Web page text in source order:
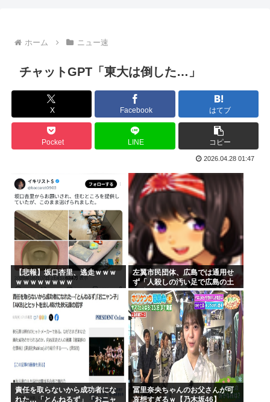
高市早苗さん、相手に発言させない面会が決まるwww
韓国人「台風で品不足になった沖縄のスーパーに行ってみたら...
インドネシアに「ドラえもん」16人 日本アニメの影響浸透
トランプ、2028年も大統領続投を示唆
ちいかわの映画、見れば見るほど儲かってしまうwww
【衝撃】 韓国人「日本の名門女子校、漫画のままかよ」
国債の利払い費2035年には45兆円に…財務省試算
「アキバ冥途戦争」「アポカリプスホテル」「ゾンサガ」←こ...
【高市PV動画】被災者から首相「全部が全部ありがたかった...
韓国人「過去のW杯で韓国代表がドーピング検査をすり抜ける...
旧安倍派、高市の重用により復権へ！ 「萩生田幹事長」案が...
韓国人「日本メディアが2002年ワールドカップ韓国準決勝...
ホーム ニュー速
チャットGPT「東大は倒した…」
X Facebook はてブ
Pocket LINE コピー
2026.04.28 01:47
【悲報】坂口杏里、逃走ｗｗｗ
ｗｗｗｗｗｗｗｗ
左翼市民団体、広島では通用せ
ず「人殺しの汚い足で広島の土
を踏むな！」→広島県民「お前
らの方が汚いんじゃ！」「ワシ
らが広島県民じゃ」
責任を取らないから成功者にな
れた…「とんねるず」「おニャ
冨里奈央ちゃんのお父さんが可
哀想すぎるｗ【乃木坂46】